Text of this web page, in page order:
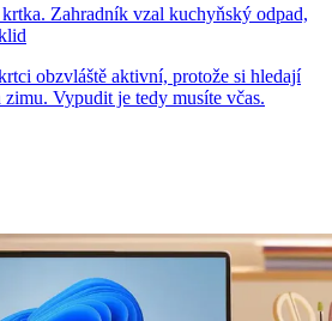
Zahradník vzal kuchyňský odpad,
obzvláště aktivní, protože si hledají
Vypudit je tedy musíte včas.